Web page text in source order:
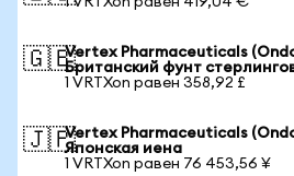
🇬🇧Vertex Pharmaceuticals
Британский фунт
1 VRTXon равен 358,92 £
🇯🇵Vertex Pharmaceuticals
Японская иена
1 VRTXon равен 76 453,56 ¥